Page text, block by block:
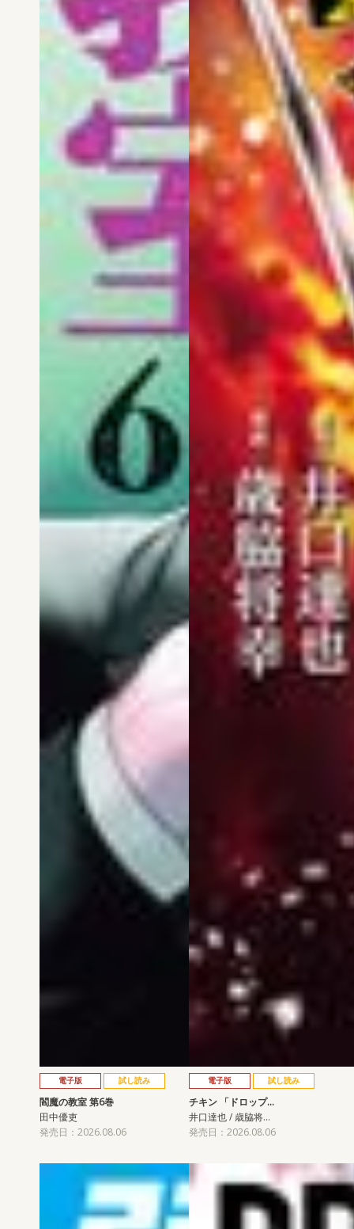
電子版 試し読み
閻魔の教室 第6巻
田中優吏
発売日：2026.08.06
電子版 試し読み
チキン 「ドロップ…
井口達也 / 歳脇将…
発売日：2026.08.06